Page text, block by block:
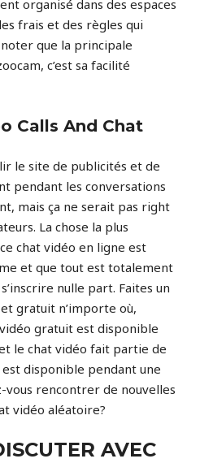
organisé dans des espaces
frais et des règles qui
que la principale
c’est sa facilité
Calls And Chat
le site de publicités et de
pendant les conversations
mais ça ne serait pas right
La chose la plus
chat vidéo en ligne est
et que tout est totalement
nulle part. Faites un
gratuit n’importe où,
gratuit est disponible
le chat vidéo fait partie de
disponible pendant une
vous rencontrer de nouvelles
vidéo aléatoire?
AVEC